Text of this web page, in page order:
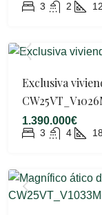
3 2
Exclusiva
1.390.000€
3 4